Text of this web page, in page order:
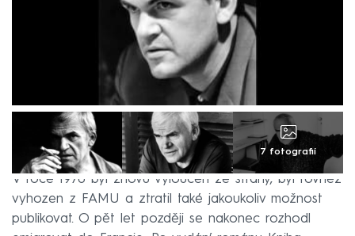
7 fotografií
V roce 1970 byl znovu vyloučen ze strany, byl rovněž
vyhozen z FAMU a ztratil také jakoukoliv možnost
publikovat. O pět let později se nakonec rozhodl